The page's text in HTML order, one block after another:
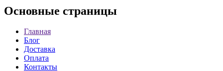
Основные страницы
Главная
Блог
Доставка
Оплата
Контакты